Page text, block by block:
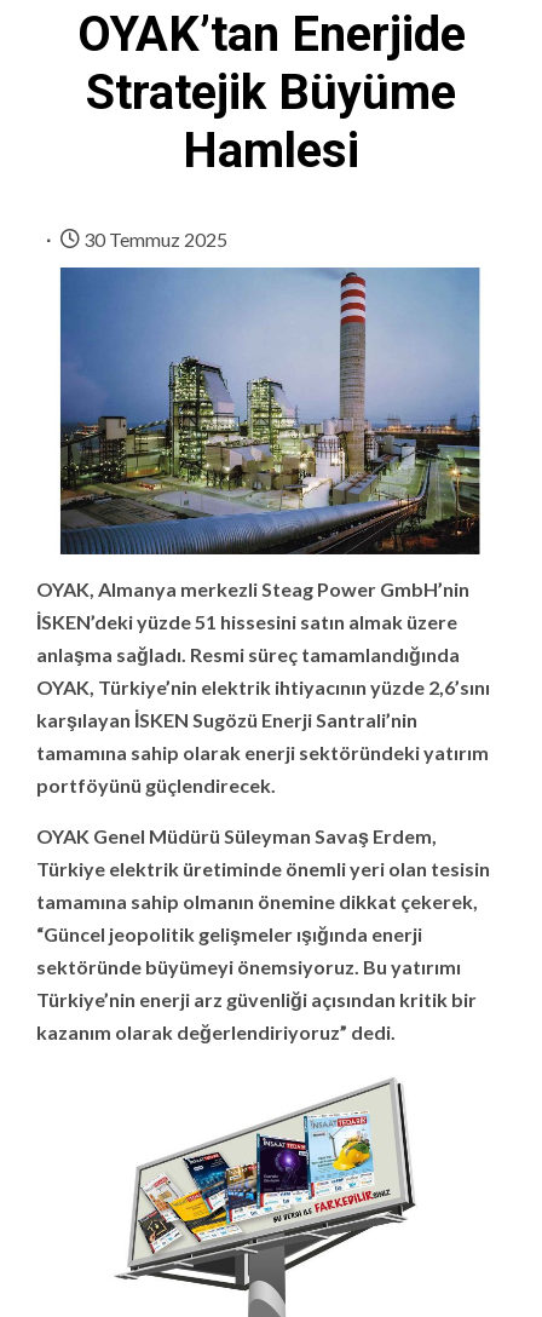
OYAK’tan Enerjide
Stratejik Büyüme
Hamlesi
30 Temmuz 2025
OYAK, Almanya merkezli Steag Power GmbH’nin
İSKEN’deki yüzde 51 hissesini satın almak üzere
anlaşma sağladı. Resmi süreç tamamlandığında
OYAK, Türkiye’nin elektrik ihtiyacının yüzde 2,6’sını
karşılayan İSKEN Sugözü Enerji Santrali’nin
tamamına sahip olarak enerji sektöründeki yatırım
portföyünü güçlendirecek.
OYAK Genel Müdürü Süleyman Savaş Erdem,
Türkiye elektrik üretiminde önemli yeri olan tesisin
tamamına sahip olmanın önemine dikkat çekerek,
“Güncel jeopolitik gelişmeler ışığında enerji
sektöründe büyümeyi önemsiyoruz. Bu yatırımı
Türkiye’nin enerji arz güvenliği açısından kritik bir
kazanım olarak değerlendiriyoruz” dedi.